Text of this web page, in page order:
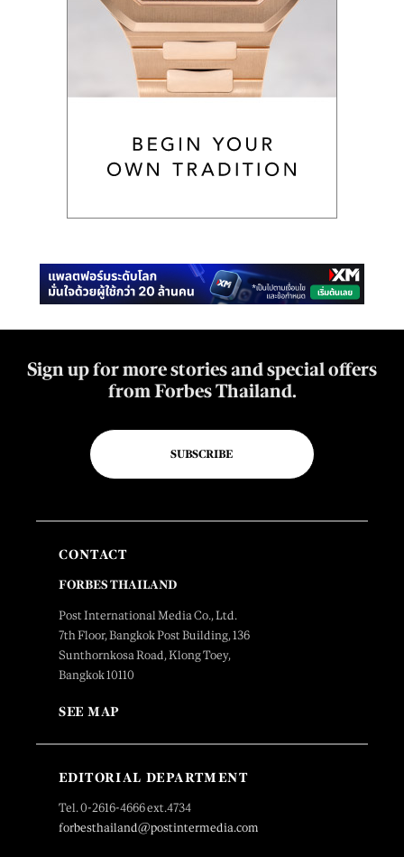
Sign up for more stories and special offers
from Forbes Thailand.
SUBSCRIBE
CONTACT
FORBES THAILAND
Post International Media Co., Ltd.
7th Floor, Bangkok Post Building, 136
Sunthornkosa Road, Klong Toey,
Bangkok 10110
SEE MAP
EDITORIAL DEPARTMENT
Tel. 0-2616-4666 ext.4734
forbesthailand@postintermedia.com